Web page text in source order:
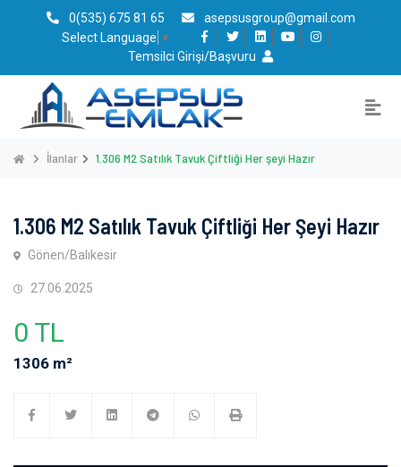
0(535) 675 81 65
asepsusgroup@gmail.com
Select Language ▼
Temsilci Girişi/Başvuru
İlanlar 1.306 M2 Satılık Tavuk Çiftliği Her şeyi Hazır
1.306 M2 Satılık Tavuk Çiftliği Her Şeyi Hazır
Gönen/Balıkesir
27.06.2025
0 TL
1306 m²